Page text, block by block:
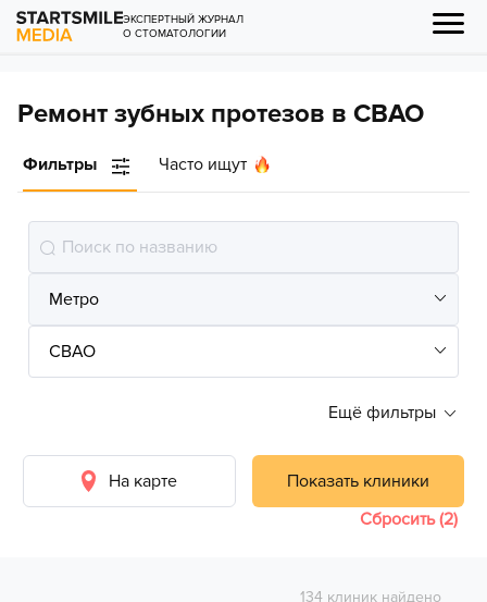
ЭКСПЕРТНЫЙ ЖУРНАЛ
О СТОМАТОЛОГИИ
Ремонт зубных протезов в СВАО
Фильтры Часто ищут
Ещё фильтры
На карте
Показать клиники
Сбросить (2)
134 клиник найдено